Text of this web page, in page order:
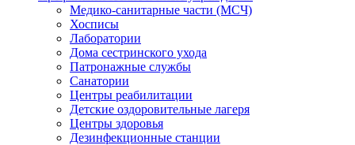
Медико-санитарные части (МСЧ)
Хосписы
Лаборатории
Дома сестринского ухода
Патронажные службы
Санатории
Центры реабилитации
Детские оздоровительные лагеря
Центры здоровья
Дезинфекционные станции